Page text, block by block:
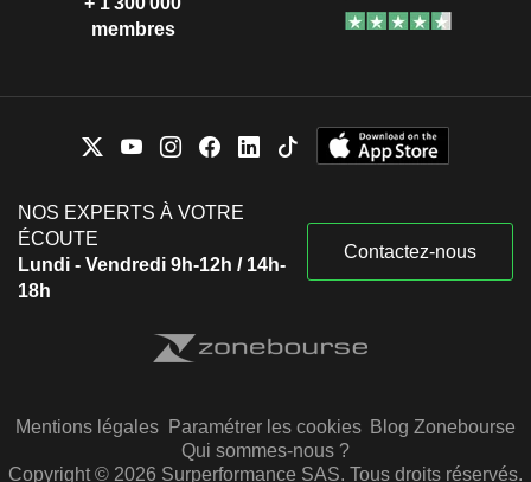
membres
NOS EXPERTS À VOTRE
ÉCOUTE
Lundi - Vendredi 9h-12h / 14h-
18h
Contactez-nous
Mentions légales Paramétrer les cookies Blog Zonebourse
Qui sommes-nous ?
Copyright © 2026 Surperformance SAS. Tous droits réservés.